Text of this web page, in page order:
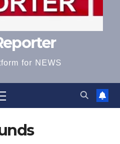
for NEWS